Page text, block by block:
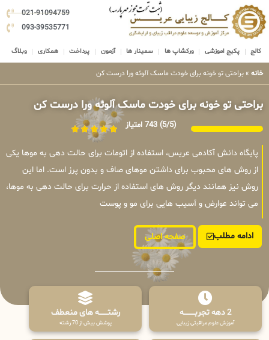
021-91094759
093-39535771
کالج پکیج اموزشی ورکشاپ ها سمینار ها آزمون پرداخت همکاری وبلاگ
خانه » براحتی تو خونه برای خودت ماسک آلوئه ورا درست کن
براحتی تو خونه برای خودت ماسک آلوئه ورا درست کن
(5/5) 743 امتیاز
پایگاه دانش آکادمی عریس، استفاده از اتومات برای حالت دهی به موها یکی
از روش های محبوب برای داشتن موهای صاف و بدون پرز است. اما این
روش نیز همانند دیگر روش های استفاده از حرارت برای حالت دهی به موها،
می تواند عوارض و آسیب هایی برای مو و پوست
ادامه مطلب صفحه اصلی
2 دهه تجربـــــــــه
آموزش علوم مراقبتی زیبایی
رشتـــــــه های منعطف
پوشش بیش از 70 رشته